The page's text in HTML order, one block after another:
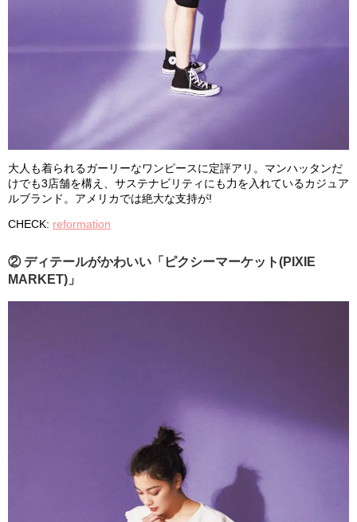
大人も着られるガーリーなワンピースに定評アリ。マンハッタンだ
けでも3店舗を構え、サステナビリティにも力を入れているカジュア
ルブランド。アメリカでは絶大な支持が!
CHECK: reformation
② ディテールがかわいい「ピクシーマーケット(PIXIE
MARKET)」